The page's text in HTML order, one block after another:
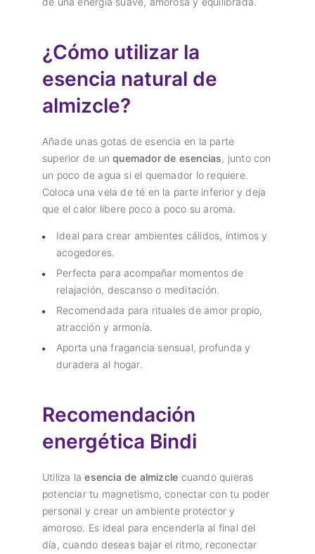
¿Cómo utilizar la
esencia natural de
almizcle?
Añade unas gotas de esencia en la parte
superior de unquemador de esencias, junto con
un poco de agua si el quemador lo requiere.
Coloca una vela de té en la parte inferior y deja
que el calor libere poco a poco su aroma.
Ideal para crear ambientes cálidos, íntimos y
acogedores.
Perfecta para acompañar momentos de
relajación, descanso o meditación.
Recomendada para rituales de amor propio,
atracción y armonía.
Aporta una fragancia sensual, profunda y
duradera al hogar.
Recomendación
energética Bindi
Utiliza laesencia de almizcle cuando quieras
potenciar tu magnetismo, conectar con tu poder
personal y crear un ambiente protector y
amoroso. Es ideal para encenderla al final del
día, cuando deseas bajar el ritmo, reconectar